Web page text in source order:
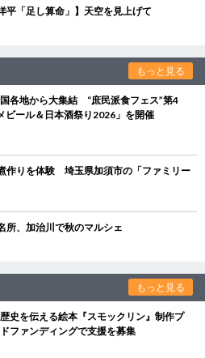
平「足し算命」】天空を見上げて
もっと見る
各地から大集結 “庶民派食フェス”第4
ビール＆日本酒祭り2026」を開催
作りを体験 埼玉県加須市の「ファミリー
所、加治川で秋のマルシェ
もっと見る
史を伝える絵本『スモックリン』制作プ
ファンディングで支援を募集